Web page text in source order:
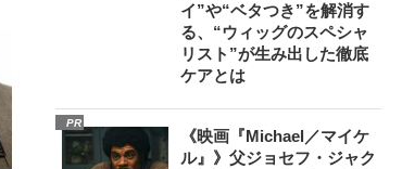
イ”や“ベタつき”を解消す
る、“ウィッグのスペシャ
リスト”が生み出した徹底
ケアとは
PR
《映画『Michael／マイケ
ル』》父ジョセフ・ジャク